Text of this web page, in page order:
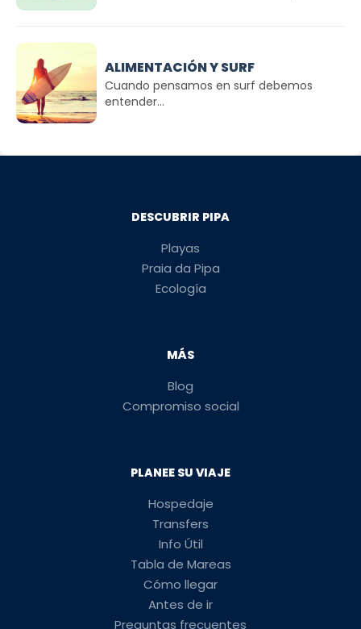
ALIMENTACIÓN Y SURF
Cuando pensamos en surf debemos
entender...
DESCUBRIR PIPA
Playas
Praia da Pipa
Ecología
MÁS
Blog
Compromiso social
PLANEE SU VIAJE
Hospedaje
Transfers
Info Útil
Tabla de Mareas
Cómo llegar
Antes de ir
Preguntas frecuentes